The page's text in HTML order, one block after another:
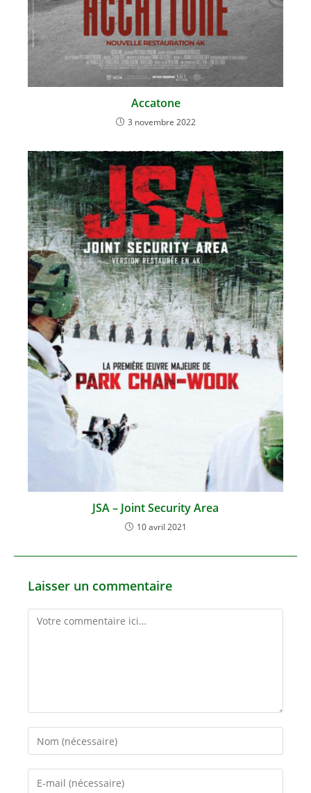
Accatone
3 novembre 2022
JSA – Joint Security Area
10 avril 2021
Laisser un commentaire
Comment
Enter
your
name
Enter